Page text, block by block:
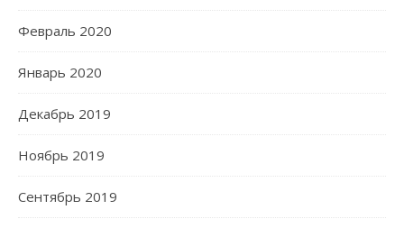
Февраль 2020
Январь 2020
Декабрь 2019
Ноябрь 2019
Сентябрь 2019